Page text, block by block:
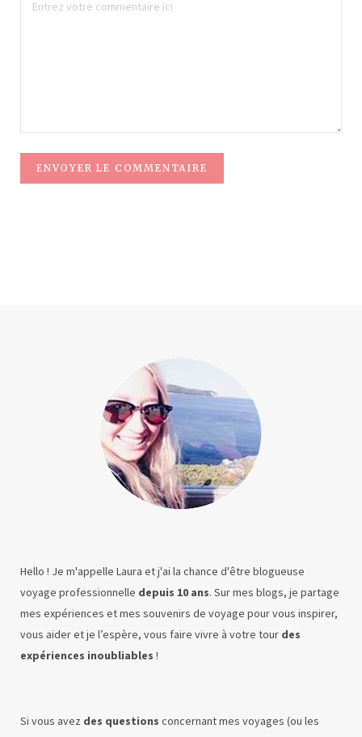
Hello ! Je m'appelle Laura et j'ai la chance d'être blogueuse
voyage professionnelle depuis 10 ans. Sur mes blogs, je partage
mes expériences et mes souvenirs de voyage pour vous inspirer,
vous aider et je l’espère, vous faire vivre à votre tour des
expériences inoubliables !
Si vous avez des questions concernant mes voyages (ou les